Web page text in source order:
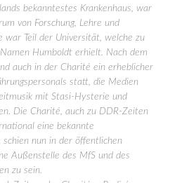
bekanntestes Krankenhaus, war
von Forschung, Lehre und
war Teil der Universität, welche zu
Humboldt erhielt. Nach dem
auch in der Charité ein erheblicher
statt, die Medien
mit Stasi-Hysterie und
Die Charité, auch zu DDR-Zeiten
eine bekannte
schien nun in der öffentlichen
Außenstelle des MfS und des
zu sein.